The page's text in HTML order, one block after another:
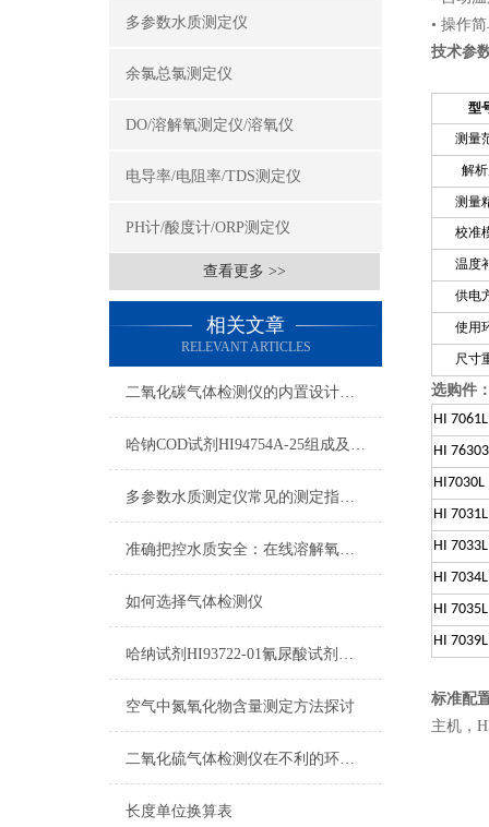
多参数水质测定仪
余氯总氯测定仪
DO/溶解氧测定仪/溶氧仪
电导率/电阻率/TDS测定仪
PH计/酸度计/ORP测定仪
查看更多 >>
相关文章
RELEVANT ARTICLES
二氧化碳气体检测仪的内置设计非常巧妙
哈钠COD试剂HI94754A-25组成及测量范围
多参数水质测定仪常见的测定指标您了解吗？
准确把控水质安全：在线溶解氧测定仪助力环保监测
如何选择气体检测仪
哈纳试剂HI93722-01氰尿酸试剂操作说明
空气中氮氧化物含量测定方法探讨
二氧化硫气体检测仪在不利的环境中也能及时进行提示
长度单位换算表
• 操作
技术参
型
测量
解
测量
校准
温度
供电
使用
尺寸
选购件
HI 7061L
HI 76303
HI7030L
HI 7031L
HI 7033L
HI 7034L
HI 7035L
HI 7039L
标准配
主机，